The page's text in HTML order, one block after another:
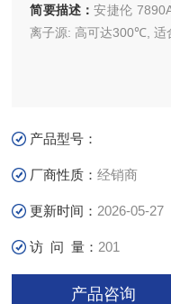
简要描述：安捷伦
离子源: 高可达300℃, 适
产品型号：
厂商性质：经销商
更新时间： 2026-05-27
访 问 量： 201
产品咨询